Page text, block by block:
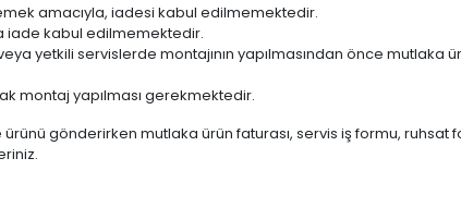
amacıyla, iadesi kabul edilmemektedir.
iade kabul edilmemektedir.
yetkili servislerde montajının yapılmasından önce mutlaka
montaj yapılması gerekmektedir.
gönderirken mutlaka ürün faturası, servis iş formu, ruhsat